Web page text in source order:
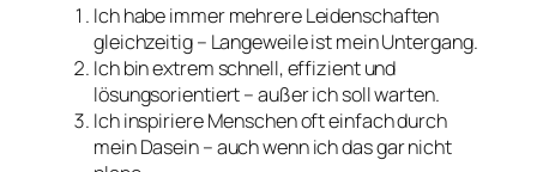
Ich habe immer mehrere Leidenschaften
gleichzeitig – Langeweile ist mein Untergang.
Ich bin extrem schnell, effizient und
lösungsorientiert – außer ich soll warten.
Ich inspiriere Menschen oft einfach durch
mein Dasein – auch wenn ich das gar nicht